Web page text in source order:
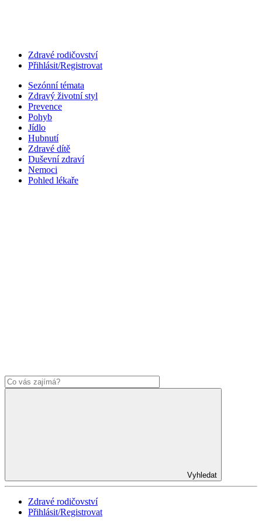
Zdravé rodičovství
Přihlásit/Registrovat
Sezónní témata
Zdravý životní styl
Prevence
Pohyb
Jídlo
Hubnutí
Zdravé dítě
Duševní zdraví
Nemoci
Pohled lékaře
Vyhledat
Zdravé rodičovství
Přihlásit/Registrovat